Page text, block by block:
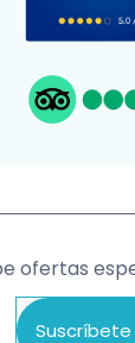
ofertas
Suscríbete